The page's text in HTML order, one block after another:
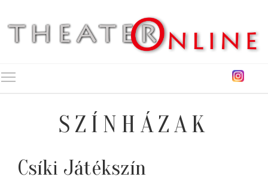
SZÍNHÁZAK
Csíki Játékszín